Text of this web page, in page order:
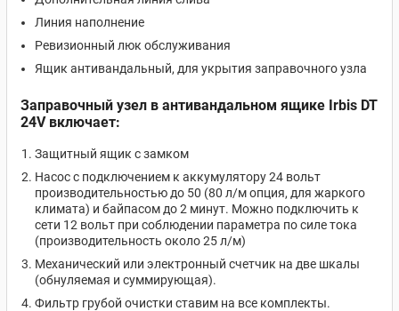
Линия наполнение
Ревизионный люк обслуживания
Ящик антивандальный, для укрытия заправочного узла
Заправочный узел в антивандальном ящике Irbis DT
24V включает:
Защитный ящик с замком
Насос с подключением к аккумулятору 24 вольт
производительностью до 50 (80 л/м опция, для жаркого
климата) и байпасом до 2 минут. Можно подключить к
сети 12 вольт при соблюдении параметра по силе тока
(производительность около 25 л/м)
Механический или электронный счетчик на две шкалы
(обнуляемая и суммирующая).
Фильтр грубой очистки ставим на все комплекты.